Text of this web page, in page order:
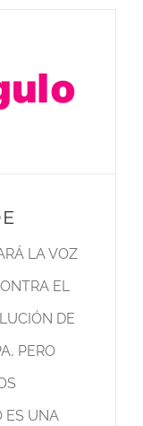
LA VOZ
EL
DE
PERO
ES UNA